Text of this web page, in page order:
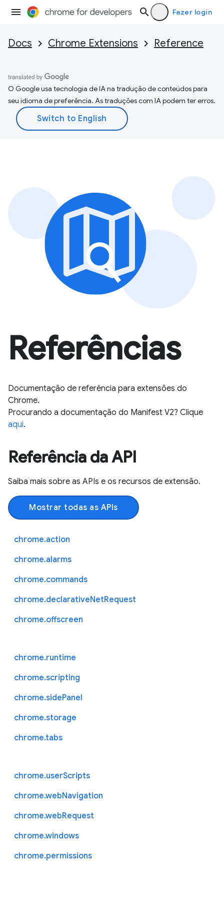
Fazer login
Docs Chrome Extensions Reference
O Google usa tecnologia de IA na tradução de conteúdos para
seu idioma de preferência. As traduções com IA podem ter erros.
Referências
Documentação de referência para extensões do
Chrome.
Procurando a documentação do Manifest V2? Clique
aqui.
Referência da API
Saiba mais sobre as APIs e os recursos de extensão.
Mostrar todas as APIs
chrome.action
chrome.alarms
chrome.commands
chrome.declarativeNetRequest
chrome.offscreen
chrome.runtime
chrome.scripting
chrome.sidePanel
chrome.storage
chrome.tabs
chrome.userScripts
chrome.webNavigation
chrome.webRequest
chrome.windows
chrome.permissions